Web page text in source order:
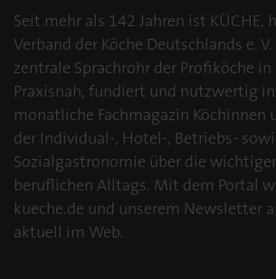
Seit mehr als 142 Jahren ist KÜCHE,
Verband der Köche Deutschlands e. V.
zentrale Sprachrohr der Profiköche
Praxisnah, fundiert und nutzwertig
monatliche Fachmagazin Köchinnen
der Individual-, Hotel-, Betriebs-
Sozialgastronomie über die
beruflichen Alltags. Mit dem Portal
kueche.de und unserem Newsletter
aktuell im Web.